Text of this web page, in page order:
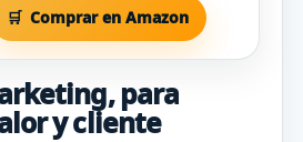
Comprar en Amazon
para
y cliente